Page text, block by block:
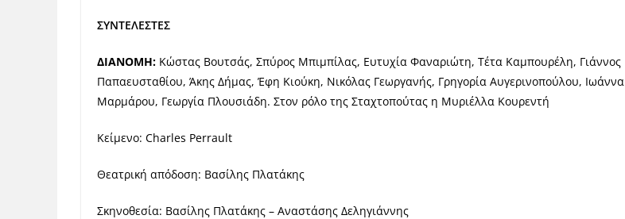
ΣΥΝΤΕΛΕΣΤΕΣ
ΔΙΑΝΟΜΗ: Κώστας Βουτσάς, Σπύρος Μπιμπίλας, Ευτυχία Φαναριώτη, Τέτα Καμπουρέλη, Γιάννος
Παπαευσταθίου, Άκης Δήμας, Έφη Κιούκη, Νικόλας Γεωργανής, Γρηγορία Αυγερινοπούλου, Ιωάννα
Μαρμάρου, Γεωργία Πλουσιάδη. Στον ρόλο της Σταχτοπούτας η Μυριέλλα Κουρεντή
Κείμενο: Charles Perrault
Θεατρική απόδοση: Βασίλης Πλατάκης
Σκηνοθεσία: Βασίλης Πλατάκης – Αναστάσης Δεληγιάννης